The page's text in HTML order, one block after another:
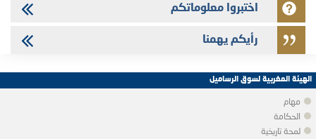
اختبروا معلوماتكم
رأيكم يهمنا
الهيئة المغربية لسوق الرساميل
مهام
الحكامة
لمحة تاريخية